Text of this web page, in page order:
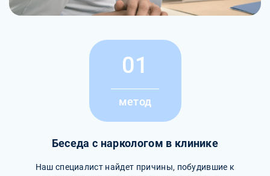
01
метод
Беседа с наркологом в клинике
Наш специалист найдет причины, побудившие к